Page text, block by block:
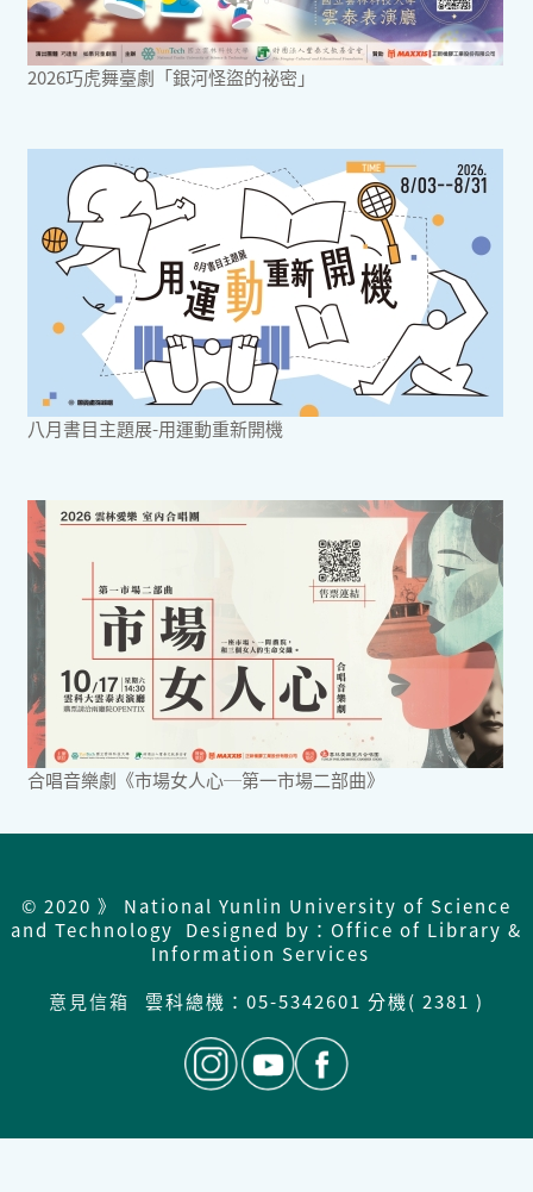
2026巧虎舞臺劇「銀河怪盜的祕密」
八月書目主題展-用運動重新開機
合唱音樂劇《市場女人心─第一市場二部曲》
© 2020 》 National Yunlin University of Science
and Technology Designed by：Office of Library &
Information Services
意見信箱
雲科總機： 05-5342601 分機( 2381 )